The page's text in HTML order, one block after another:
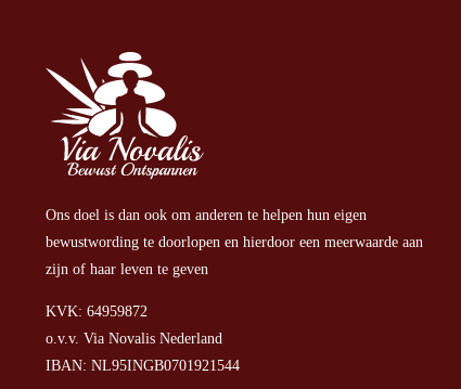
Ons doel is dan ook om anderen te helpen hun eigen
bewustwording te doorlopen en hierdoor een meerwaarde aan
zijn of haar leven te geven
KVK: 64959872
o.v.v. Via Novalis Nederland
IBAN: NL95INGB0701921544